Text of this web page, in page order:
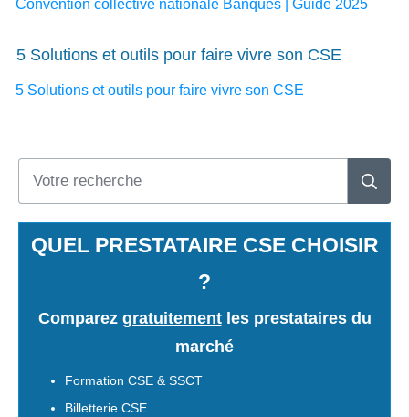
Convention collective nationale Banques | Guide 2025
5 Solutions et outils pour faire vivre son CSE
5 Solutions et outils pour faire vivre son CSE
QUEL PRESTATAIRE CSE CHOISIR
?
Comparez gratuitementles prestataires du
marché
Formation CSE & SSCT
Billetterie CSE